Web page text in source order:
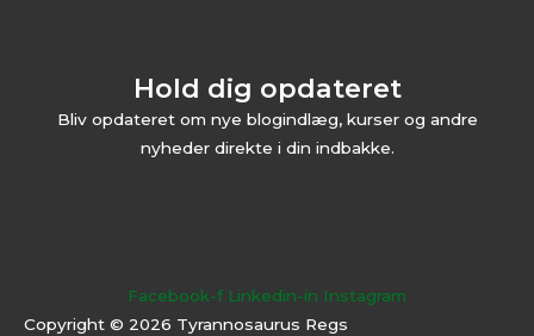
Hold dig opdateret
Bliv opdateret om nye blogindlæg, kurser og andre
nyheder direkte i din indbakke.
Facebook-f Linkedin-in Instagram
Copyright © 2026 Tyrannosaurus Regs